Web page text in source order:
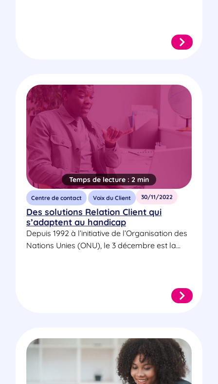
Temps de lecture : 2 min
Centre de contact Voix du Client 30/11/2022
Des solutions Relation Client qui
s’adaptent au handicap
Depuis 1992 à l’initiative de l’Organisation des
Nations Unies (ONU), le 3 décembre est la...